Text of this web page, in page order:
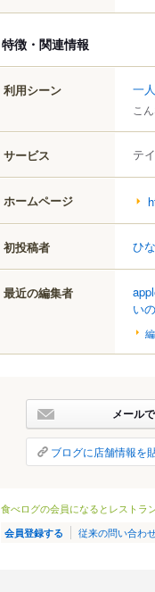
特徴・関連情報
利用シーン 一
こ
サービス テ
ホームページ
初投稿者 ひ
最近の編集者
い
メール
ブログに店舗情報を
食べログの会員になるとレストラ
会員登録する 従来の問い合わ